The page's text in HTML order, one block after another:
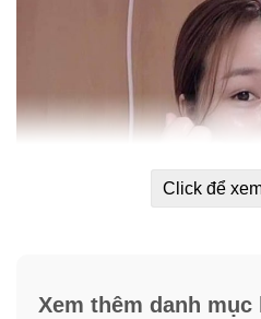
Click để
Xem thêm danh mục